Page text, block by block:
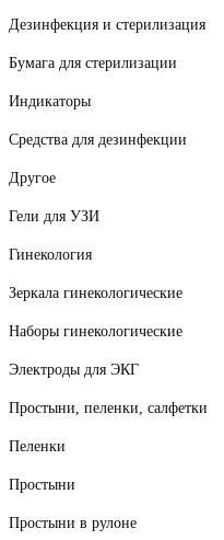
Дезинфекция и стерилизация
Бумага для стерилизации
Индикаторы
Средства для дезинфекции
Другое
Гели для УЗИ
Гинекология
Зеркала гинекологические
Наборы гинекологические
Электроды для ЭКГ
Простыни, пеленки, салфетки
Пеленки
Простыни
Простыни в рулоне